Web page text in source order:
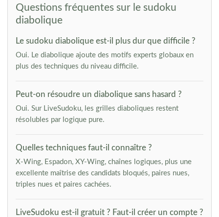
Questions fréquentes sur le sudoku
diabolique
Le sudoku diabolique est-il plus dur que difficile ?
Oui. Le diabolique ajoute des motifs experts globaux en
plus des techniques du niveau difficile.
Peut-on résoudre un diabolique sans hasard ?
Oui. Sur LiveSudoku, les grilles diaboliques restent
résolubles par logique pure.
Quelles techniques faut-il connaître ?
X-Wing, Espadon, XY-Wing, chaînes logiques, plus une
excellente maîtrise des candidats bloqués, paires nues,
triples nues et paires cachées.
LiveSudoku est-il gratuit ? Faut-il créer un compte ?